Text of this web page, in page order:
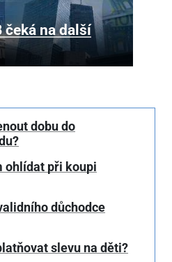
čeká na další
dobu do
ohlídat při koupi
důchodce
slevu na děti?